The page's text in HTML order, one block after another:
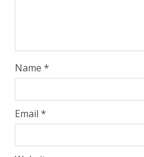
Name *
Email *